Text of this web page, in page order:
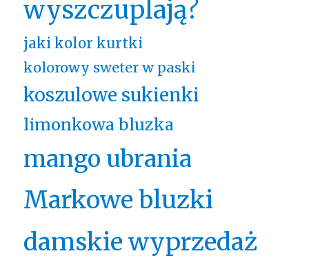
wyszczuplają?
jaki kolor kurtki
kolorowy sweter w paski
koszulowe sukienki
limonkowa bluzka
mango ubrania
Markowe bluzki
damskie wyprzedaż